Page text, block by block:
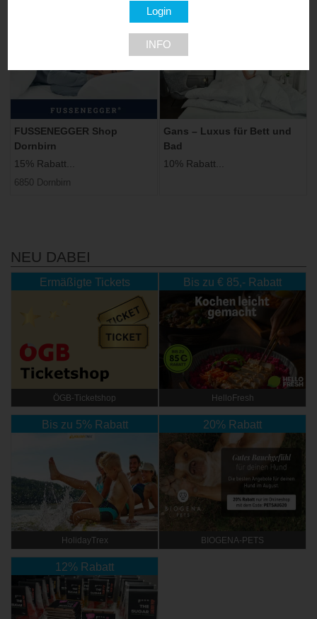
FUSSENEGGER Shop
Dornbirn
15% Rabatt...
6850 Dornbirn
Gans – Luxus für Bett und
Bad
10% Rabatt...
NEU DABEI
Ermäßigte Tickets
ÖGB-Ticketshop
Bis zu € 85,- Rabatt
HelloFresh
Bis zu 5% Rabatt
HolidayTrex
20% Rabatt
BIOGENA-PETS
12% Rabatt
INFO